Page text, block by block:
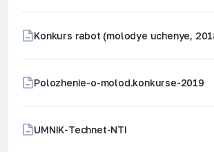
Konkurs rabot (molodye uchenye,
Polozhenie-o-molod.konkurse-2019
UMNIK-Technet-NTI